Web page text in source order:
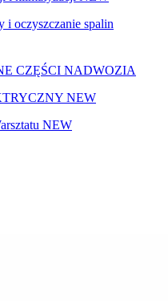
i oczyszczanie spalin
CZĘŚCI NADWOZIA
NEW
NEW